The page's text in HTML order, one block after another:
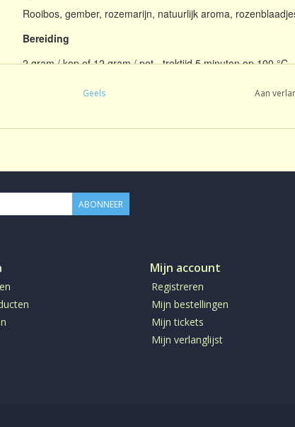
Rooibos, gember, rozemarijn, natuurlijk aroma,
Bereiding
2 gram / kop of 12 gram / pot - trektijd 5 minuten op 100 °C
Geels Aan
ABONNEER
Mijn account
Registreren
Mijn bestellingen
Mijn tickets
Mijn verlanglijst